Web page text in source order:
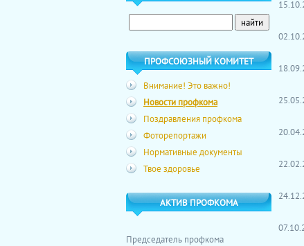
ПРОФСОЮЗНЫЙ КОМИТЕТ
Внимание! Это важно!
Новости профкома
Поздравления профкома
Фоторепортажи
Нормативные документы
Твое здоровье
АКТИВ ПРОФКОМА
Председатель профкома